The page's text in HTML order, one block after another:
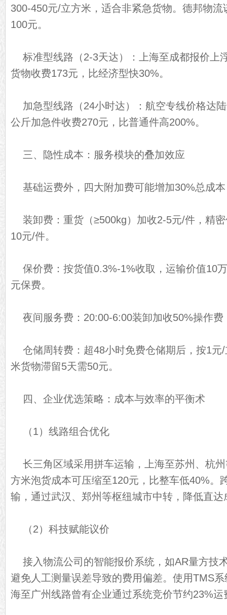
300-450元/立方米，适合非紧急货物。德邦物
100元。
标准型线路（2-3天达）：上海至成都报价上
货物收费173元，比经济型快30%。
加急型线路（24小时达）：航空专线价格达
公斤加急件收费270元，比普通件高200%。
三、隐性成本：服务模块的叠加效应
基础运费外，四大附加费可能增加30%总成
装卸费：重货（≥500kg）加收2-5元/件，精
10元/件。
保价费：按货值0.3%-1%收取，运输价值10
元保费。
夜间服务费：20:00-6:00装卸加收50%操作
仓储周转费：超48小时免费仓储期后，按1元
米货物滞留5天需50元。
四、企业优选策略：成本与效率的平衡术
（1）线路组合优化
长三角区域采用拼车运输，上海至苏州、杭
方米泡货成本可压缩至120元，比整车低40%。
输，通过武汉、郑州等枢纽城市中转，降低直达
（2）科技赋能议价
接入物流公司的智能报价系统，如AR量方技
避免人工测量误差导致的费用偏差。使用TMS
海至广州线路曾有企业通过系统竞价节约23%运